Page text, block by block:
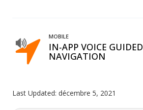
MOBILE
IN-APP VOICE GUIDED
NAVIGATION
Last Updated: décembre 5, 2021